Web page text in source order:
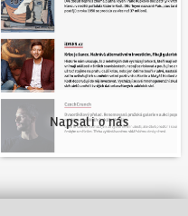
Napsali o nás